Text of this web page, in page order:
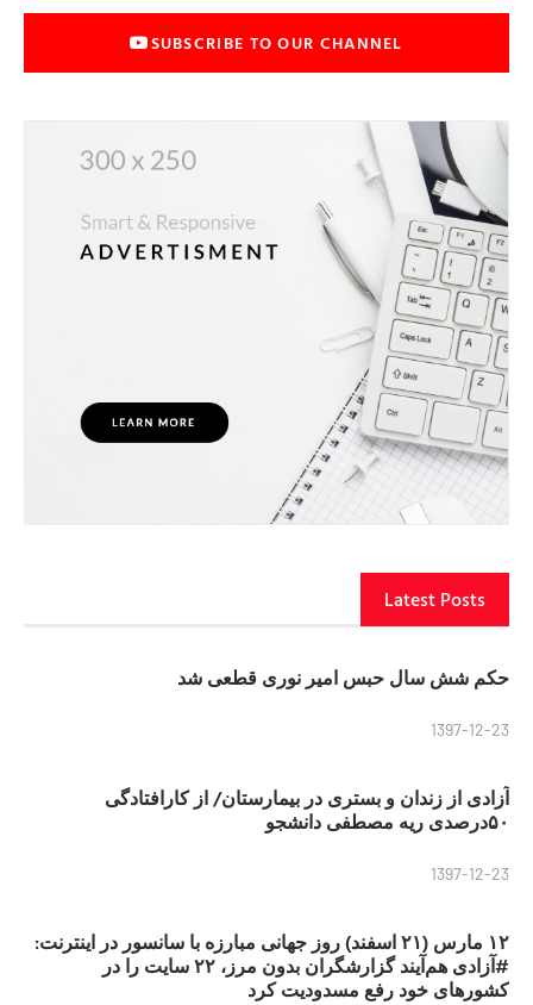
SUBSCRIBE TO OUR CHANNEL
Latest Posts
حکم شش سال حبس امیر نوری قطعی شد
1397-12-23
آزادی از زندان و بستری در بیمارستان/ از کارافتادگی
۵۰درصدی ریه مصطفی دانشجو
1397-12-23
۱۲ مارس (۲۱ اسفند) روز جهانی مبارزه با سانسور در اینترنت:
#آزادی هم‌آیند گزارشگران‌ بدون مرز، ۲۲ سایت را در
کشورهای خود رفع مسدودیت کرد